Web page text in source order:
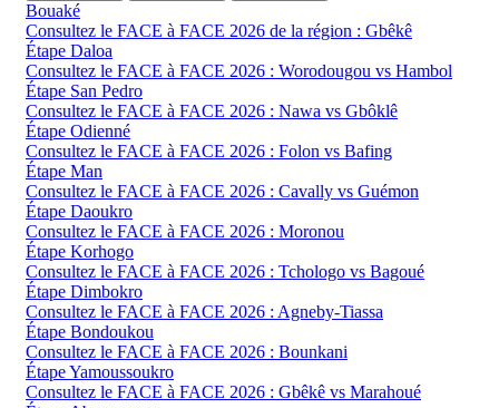
Bouaké
Consultez le FACE à FACE 2026 de la région : Gbêkê
Étape Daloa
Consultez le FACE à FACE 2026 : Worodougou vs Hambol
Étape San Pedro
Consultez le FACE à FACE 2026 : Nawa vs Gbôklê
Étape Odienné
Consultez le FACE à FACE 2026 : Folon vs Bafing
Étape Man
Consultez le FACE à FACE 2026 : Cavally vs Guémon
Étape Daoukro
Consultez le FACE à FACE 2026 : Moronou
Étape Korhogo
Consultez le FACE à FACE 2026 : Tchologo vs Bagoué
Étape Dimbokro
Consultez le FACE à FACE 2026 : Agneby-Tiassa
Étape Bondoukou
Consultez le FACE à FACE 2026 : Bounkani
Étape Yamoussoukro
Consultez le FACE à FACE 2026 : Gbêkê vs Marahoué